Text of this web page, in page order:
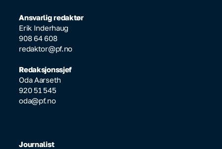
Ansvarlig redaktør
Erik Inderhaug
908 64 608
redaktor@pf.no
Redaksjonssjef
Oda Aarseth
920 51 545
oda@pf.no
Journalist